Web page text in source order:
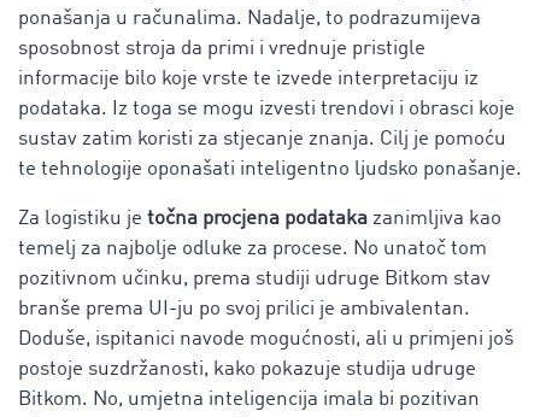
ponašanja u računalima. Nadalje, to podrazumijeva
sposobnost stroja da primi i vrednuje pristigle
informacije bilo koje vrste te izvede interpretaciju iz
podataka. Iz toga se mogu izvesti trendovi i obrasci koje
sustav zatim koristi za stjecanje znanja. Cilj je pomoću
te tehnologije oponašati inteligentno ljudsko ponašanje.
Za logistiku je točna procjena podataka zanimljiva kao
temelj za najbolje odluke za procese. No unatoč tom
pozitivnom učinku, prema studiji udruge Bitkom stav
branše prema UI-ju po svoj prilici je ambivalentan.
Doduše, ispitanici navode mogućnosti, ali u primjeni još
postoje suzdržanosti, kako pokazuje studija udruge
Bitkom. No, umjetna inteligencija imala bi pozitivan